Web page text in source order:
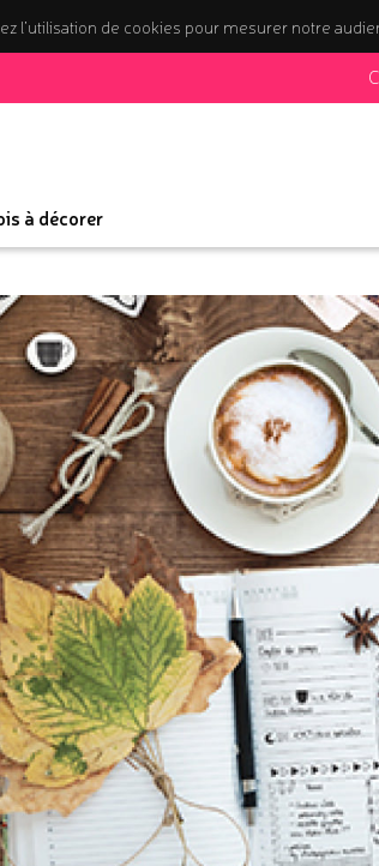
l’utilisation de cookies pour mesurer notre
à décorer